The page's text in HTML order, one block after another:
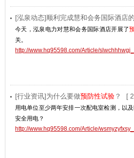
[泓泉动态]顺利完成慧和会务国际酒店的
今天，泓泉电力对慧和会务国际酒店开展了
关。
http://www.hq95598.com/Article/
[行业资讯]为什么要做预防性试验 ？ [
用电单位至少两年安排一次配电室检测，以
安全用电？
http://www.hq95598.com/Article/